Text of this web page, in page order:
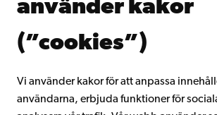
använder kakor
(”cookies”)
Vi använder kakor för att anpassa
användarna, erbjuda funktioner för
Gå med i Åbo Akademis
Intranätet